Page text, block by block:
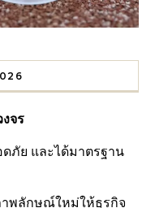
จร
ภัย และได้มาตรฐาน
พลักษณ์ใหม่ให้ธุรกิจ